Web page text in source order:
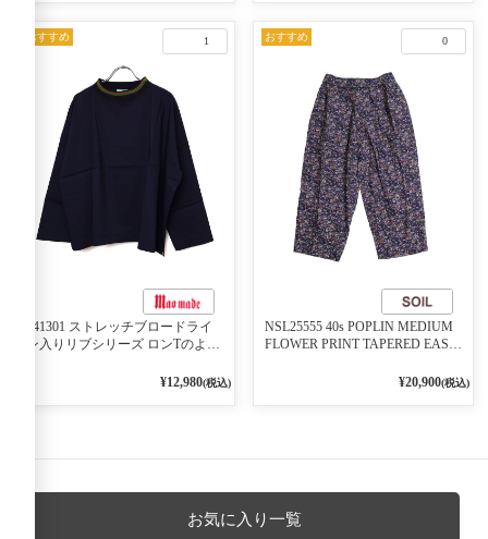
1
おすすめ
541301 ストレッチブロードライ
ン入りリブシリーズ ロンTのよう
プルオーバー 79ネイビー¥12,980(税込)
0
おすすめ
NSL25555 40s POPLIN MEDIUM
FLOWER PRINT TAPERED EASY
¥20,900(税込)
お気に入り一覧